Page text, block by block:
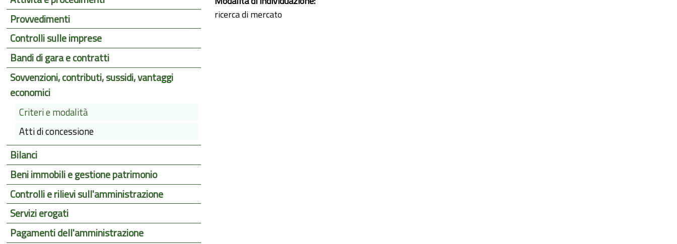
ricerca di mercato
Provvedimenti
Controlli sulle imprese
Bandi di gara e contratti
Sovvenzioni, contributi, sussidi, vantaggi
economici
Criteri e modalità
Atti di concessione
Bilanci
Beni immobili e gestione patrimonio
Controlli e rilievi sull'amministrazione
Servizi erogati
Pagamenti dell'amministrazione